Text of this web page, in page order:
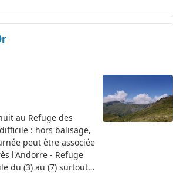
au Refuge des
: hors balisage,
peut être associée
l'Andorre - Refuge
du (3) au (7) surtout